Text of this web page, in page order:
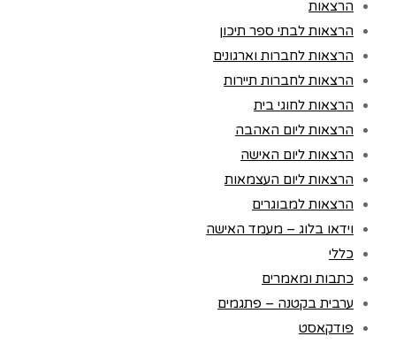
הרצאות
הרצאות לבתי ספר תיכון
הרצאות לחברות וארגונים
הרצאות לחברות תיירות
הרצאות לחוגי בית
הרצאות ליום האהבה
הרצאות ליום האישה
הרצאות ליום העצמאות
הרצאות למבוגרים
וידאו בלוג – מעמד האישה
כללי
כתבות ומאמרים
ערבית בקטנה – פתגמים
פודקאסט